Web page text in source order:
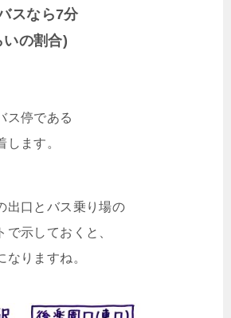
スなら7分
の割合)
ス停である
します。
出口とバス乗り場の
示しておくと、
なりますね。